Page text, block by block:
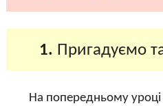
1. Пригадуємо
На попередньому